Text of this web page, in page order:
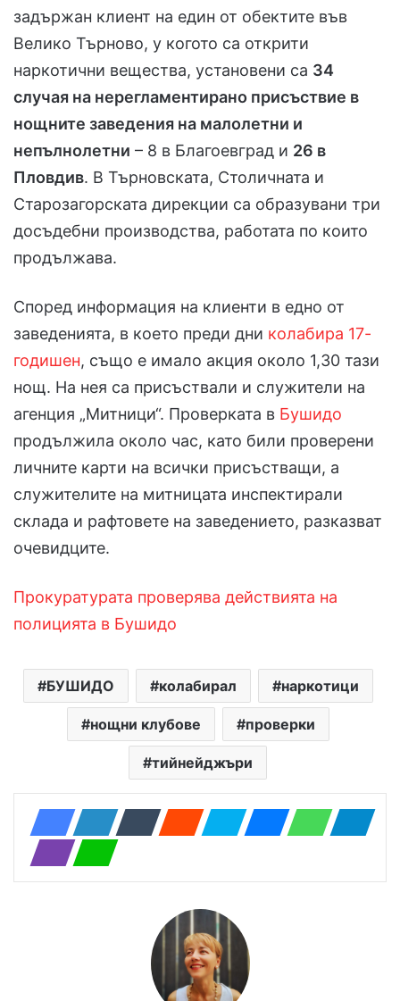
задържан клиент на един от обектите във
Велико Търново, у когото са открити
наркотични вещества, установени са 34
случая на нерегламентирано присъствие в
нощните заведения на малолетни и
непълнолетни – 8 в Благоевград и 26 в
Пловдив. В Търновската, Столичната и
Старозагорската дирекции са образувани три
досъдебни производства, работата по които
продължава.
Според информация на клиенти в едно от
заведенията, в което преди дни колабира 17-
годишен, също е имало акция около 1,30 тази
нощ. На нея са присъствали и служители на
агенция „Митници“. Проверката в Бушидо
продължила около час, като били проверени
личните карти на всички присъстващи, а
служителите на митницата инспектирали
склада и рафтовете на заведението, разказват
очевидците.
Прокуратурата проверява действията на
полицията в Бушидо
БУШИДО колабирал наркотици
нощни клубове проверки
тийнейджъри